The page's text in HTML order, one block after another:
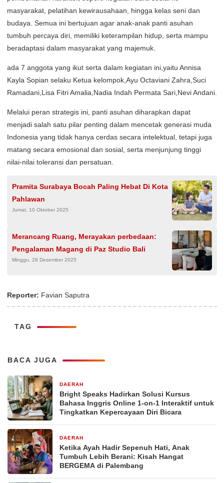
masyarakat, pelatihan kewirausahaan, hingga kelas seni dan
budaya. Semua ini bertujuan agar anak-anak panti asuhan
tumbuh percaya diri, memiliki keterampilan hidup, serta mampu
beradaptasi dalam masyarakat yang majemuk.
ada 7 anggota yang ikut serta dalam kegiatan ini,yaitu Annisa
Kayla Sopian selaku Ketua kelompok,Ayu Octaviani Zahra,Suci
Ramadani,Lisa Fitri Amalia,Nadia Indah Permata Sari,Nevi Andani.
Melalui peran strategis ini, panti asuhan diharapkan dapat
menjadi salah satu pilar penting dalam mencetak generasi muda
Indonesia yang tidak hanya cerdas secara intelektual, tetapi juga
matang secara emosional dan sosial, serta menjunjung tinggi
nilai-nilai toleransi dan persatuan.
Pramita Surabaya Bocah Paling Hebat Di Kota
Pahlawan
Jumat, 10 Oktober 2025
Merancang Ruang, Merayakan perbedaan:
Pengalaman Magang di Paz Studio Bali
Minggu, 28 Desember 2025
Reporter: Favian Saputra
TAG
BACA JUGA
DAERAH
Bright Speaks Hadirkan Solusi Kursus
Bahasa Inggris Online 1-on-1 Interaktif untuk
Tingkatkan Kepercayaan Diri Bicara
DAERAH
Ketika Ayah Hadir Sepenuh Hati, Anak
Tumbuh Lebih Berani: Kisah Hangat
BERGEMA di Palembang